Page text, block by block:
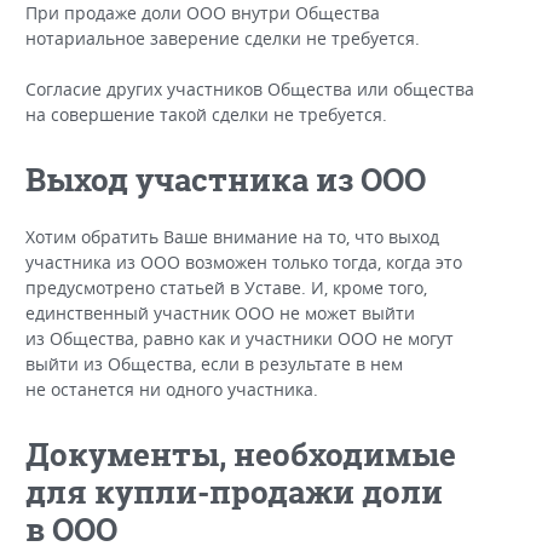
При продаже доли ООО внутри Общества
нотариальное заверение сделки не требуется.
Согласие других участников Общества или общества
на совершение такой сделки не требуется.
Выход участника из ООО
Хотим обратить Ваше внимание на то, что выход
участника из ООО возможен только тогда, когда это
предусмотрено статьей в Уставе. И, кроме того,
единственный участник ООО не может выйти
из Общества, равно как и участники ООО не могут
выйти из Общества, если в результате в нем
не останется ни одного участника.
Документы, необходимые
для купли-продажи доли
в ООО